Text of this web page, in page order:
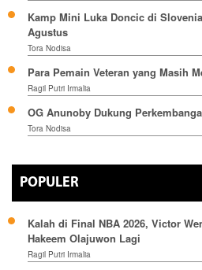
Kamp Mini Luka Doncic di
Agustus
Tora Nodisa
Para Pemain Veteran yang Masih
Ragil Putri Irmalia
OG Anunoby Dukung
Tora Nodisa
POPULER
Kalah di Final NBA 2026, Victor
Hakeem Olajuwon Lagi
Ragil Putri Irmalia